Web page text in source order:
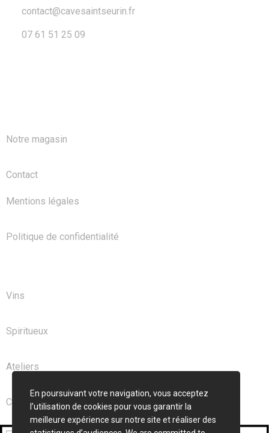
contact@cavesaintseurin.fr
07 61 51 25 09
Notre magasin
Contact
Mentions légales
Politique de confidentialité
Vins
Spiritueux
Ateliers
Club
En poursuivant votre navigation, vous acceptez
l’utilisation de cookies pour vous garantir la
meilleure expérience sur notre site et réaliser des